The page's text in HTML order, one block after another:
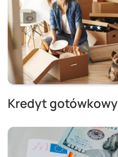
Kredyt gotówkowy